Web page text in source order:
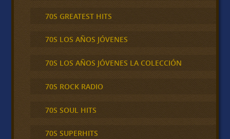
70S GREATEST HITS
70S LOS AÑOS JÓVENES
70S LOS AÑOS JÓVENES LA COLECCIÓN
70S ROCK RADIO
70S SOUL HITS
70S SUPERHITS